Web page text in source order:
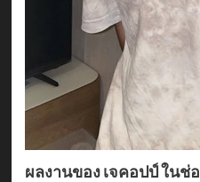
ผลงานของ เจคอปป์ ใน